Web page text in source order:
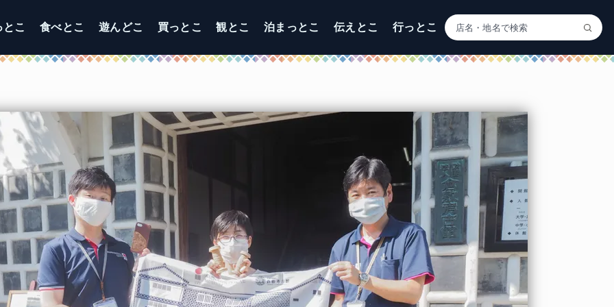
こ 食べとこ 遊んどこ 買っとこ 観とこ 泊まっとこ 伝えとこ 行っとこ